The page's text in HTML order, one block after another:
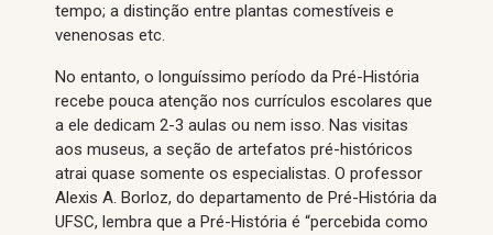
tempo; a distinção entre plantas comestíveis e
venenosas etc.
No entanto, o longuíssimo período da Pré-História
recebe pouca atenção nos currículos escolares que
a ele dedicam 2-3 aulas ou nem isso. Nas visitas
aos museus, a seção de artefatos pré-históricos
atrai quase somente os especialistas. O professor
Alexis A. Borloz, do departamento de Pré-História da
UFSC, lembra que a Pré-História é “percebida como